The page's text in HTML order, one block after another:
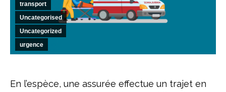
transport
Uncategorised
Uncategorized
urgence
En l’espèce, une assurée effectue un trajet en